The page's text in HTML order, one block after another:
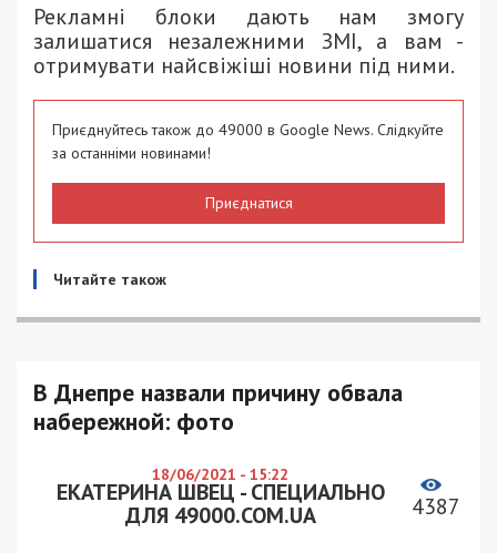
Рекламні блоки дають нам змогу
залишатися незалежними ЗМІ, а вам -
отримувати найсвіжіші новини під ними.
Приєднуйтесь також до 49000 в Google News. Слідкуйте
за останніми новинами!
Приєднатися
Читайте також
В Днепре назвали причину обвала
набережной: фото
18/06/2021 - 15:22
ЕКАТЕРИНА ШВЕЦ - СПЕЦИАЛЬНО
ДЛЯ 49000.COM.UA
4387